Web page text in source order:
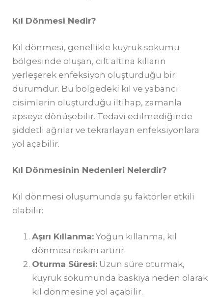
Kıl Dönmesi Nedir?
Kıl dönmesi, genellikle kuyruk sokumu
bölgesinde oluşan, cilt altına kılların
yerleşerek enfeksiyon oluşturduğu bir
durumdur. Bu bölgedeki kıl ve yabancı
cisimlerin oluşturduğu iltihap, zamanla
apseye dönüşebilir. Tedavi edilmediğinde
şiddetli ağrılar ve tekrarlayan enfeksiyonlara
yol açabilir.
Kıl Dönmesinin Nedenleri Nelerdir?
Kıl dönmesi oluşumunda şu faktörler etkili
olabilir:
Aşırı Kıllanma: Yoğun kıllanma, kıl
dönmesi riskini artırır.
Oturma Süresi: Uzun süre oturmak,
kuyruk sokumunda baskıya neden olarak
kıl dönmesine yol açabilir.